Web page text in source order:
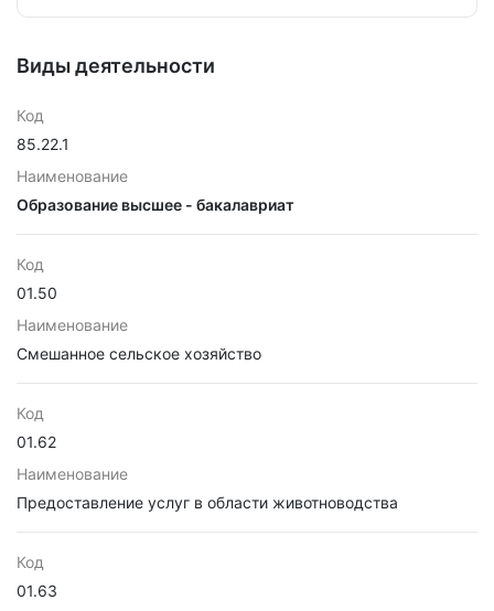
Виды деятельности
Код
85.22.1
Наименование
Образование высшее - бакалавриат
Код
01.50
Наименование
Смешанное сельское хозяйство
Код
01.62
Наименование
Предоставление услуг в области животноводства
Код
01.63